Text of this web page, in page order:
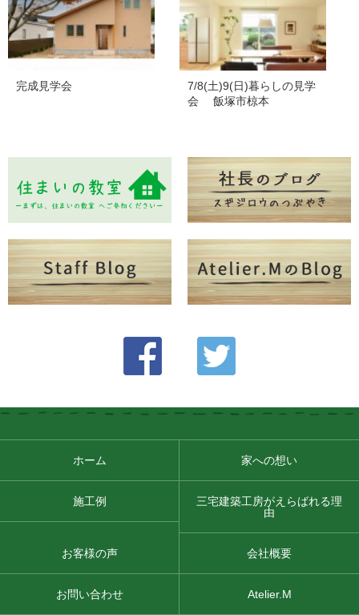
完成見学会
7/8(土)9(日)暮らしの見学
会 飯塚市椋本
ホーム 家への想い
施工例
三宅建築工房がえらばれる理
由
お客様の声 会社概要
お問い合わせ Atelier.M